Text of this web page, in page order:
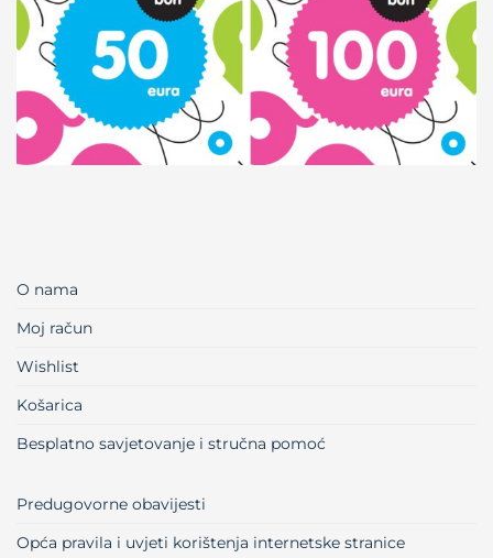
O nama
Moj račun
Wishlist
Košarica
Besplatno savjetovanje i stručna pomoć
Predugovorne obavijesti
Opća pravila i uvjeti korištenja internetske stranice